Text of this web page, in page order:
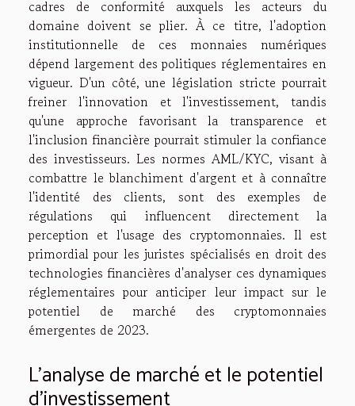
cadres de conformité auxquels les acteurs du
domaine doivent se plier. À ce titre, l'adoption
institutionnelle de ces monnaies numériques
dépend largement des politiques réglementaires en
vigueur. D'un côté, une législation stricte pourrait
freiner l'innovation et l'investissement, tandis
qu'une approche favorisant la transparence et
l'inclusion financière pourrait stimuler la confiance
des investisseurs. Les normes AML/KYC, visant à
combattre le blanchiment d'argent et à connaître
l'identité des clients, sont des exemples de
régulations qui influencent directement la
perception et l'usage des cryptomonnaies. Il est
primordial pour les juristes spécialisés en droit des
technologies financières d'analyser ces dynamiques
réglementaires pour anticiper leur impact sur le
potentiel de marché des cryptomonnaies
émergentes de 2023.
L'analyse de marché et le potentiel